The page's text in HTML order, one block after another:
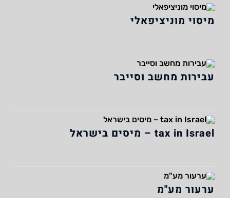
מיסוי מוניציפאלי
עבירות מחשב וסייבר
tax in Israel – מיסים בישראל
ערעור מע"מ